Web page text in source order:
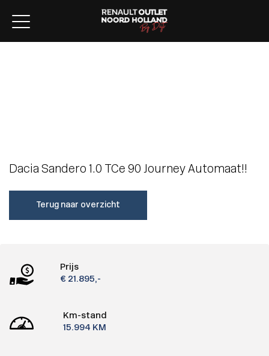
Dacia Sandero 1.0 TCe 90 Journey Automaat!!
Terug naar overzicht
Prijs
€ 21.895,-
Km-stand
15.994 KM